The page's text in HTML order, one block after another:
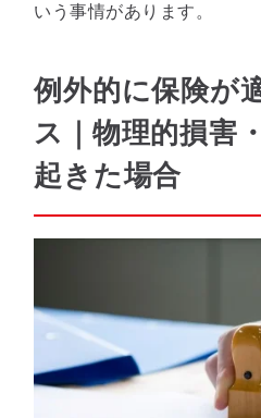
いう事情があります。
例外的に保険が
ス｜物理的損害
起きた場合